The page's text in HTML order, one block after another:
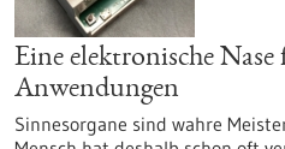
Eine elektronische
Anwendungen
Sinnesorgane sind wahre